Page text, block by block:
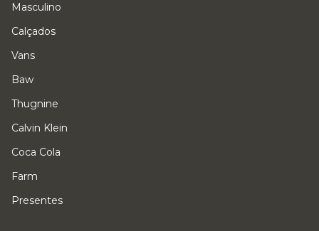
Masculino
Calçados
Vans
Baw
Thugnine
Calvin Klein
Coca Cola
Farm
Presentes